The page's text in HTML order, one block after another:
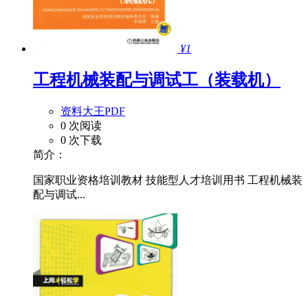
¥1
工程机械装配与调试工（装载机）
资料大王PDF
0 次阅读
0 次下载
简介：
国家职业资格培训教材 技能型人才培训用书 工程机械装
配与调试...